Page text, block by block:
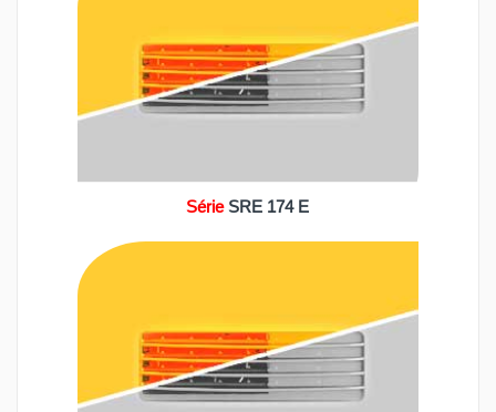
Série SRE 174 E